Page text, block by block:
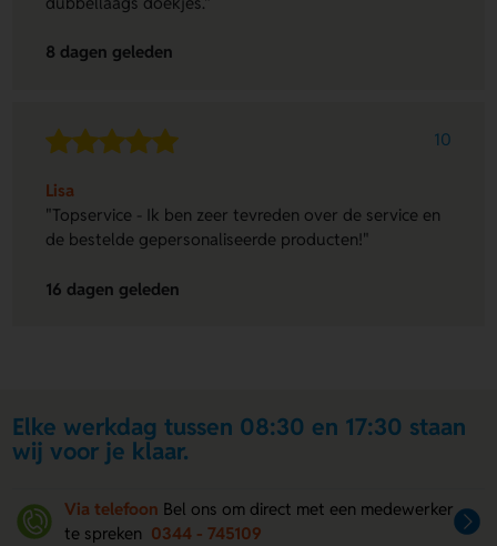
8 dagen geleden
10
Lisa
"Topservice - Ik ben zeer tevreden over de service en
de bestelde gepersonaliseerde producten!"
16 dagen geleden
Elke werkdag tussen 08:30 en 17:30 staan
wij voor je klaar.
Via telefoon Bel ons om direct met een medewerker
te spreken 0344 - 745109